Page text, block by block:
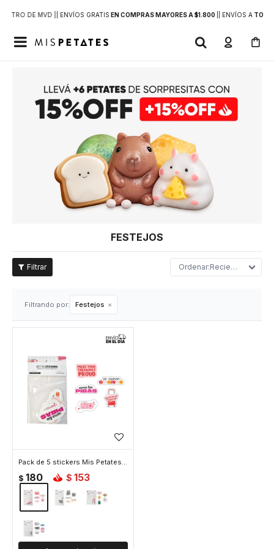
DE MVD | | ENVÍOS GRATIS EN COMPRAS MAYORES A $1.800 | ENVÍOS ATODO

FESTEJOS
Recientes
Filtrando por: Festejos
Pack de 5 stickers Mis Petates - Dichos
$ 180 $ 153